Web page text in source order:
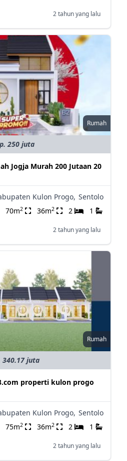
2 tahun yang lalu
Rumah
250 juta
Jogja Murah 200 Jutaan 20
Kulon Progo, Sentolo
70m2 36m2 2 1
2 tahun yang lalu
Rumah
340.17 juta
properti kulon progo
Kulon Progo, Sentolo
75m2 36m2 2 1
2 tahun yang lalu